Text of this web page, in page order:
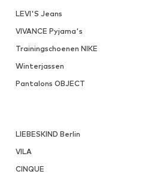
LEVI'S Jeans
VIVANCE Pyjama's
Trainingschoenen NIKE
Winterjassen
Pantalons OBJECT
LIEBESKIND Berlin
VILA
CINQUE